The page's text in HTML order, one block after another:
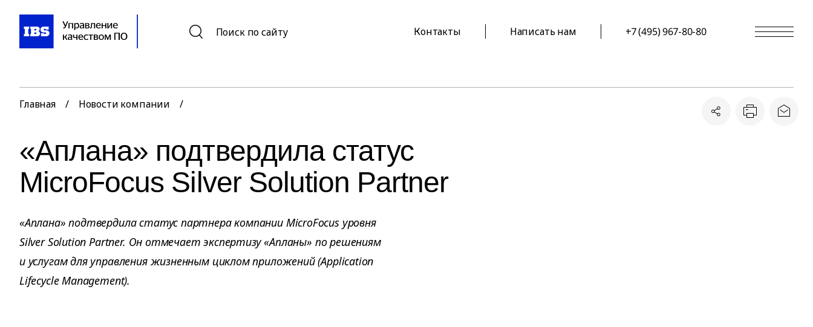
Поиск по сайту Контакты Написать нам +7 (495) 967-80-80
Главная / Новости компании /
«Аплана» подтвердила статус
MicroFocus Silver Solution Partner
«Аплана» подтвердила статус партнера компании MicroFocus уровня
Silver Solution Partner. Он отмечает экспертизу «Апланы» по решениям
и услугам для управления жизненным циклом приложений (Application
Lifecycle Management).